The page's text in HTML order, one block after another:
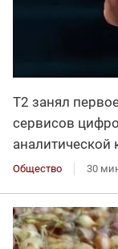
Т2 занял
сервисов
аналитической
Общество 30